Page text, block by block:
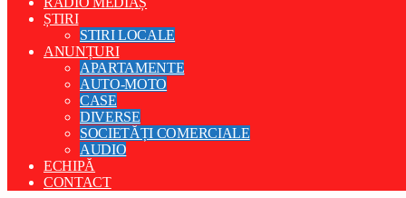
ȘTIRI
STIRI LOCALE
ANUNȚURI
APARTAMENTE
AUTO-MOTO
CASE
DIVERSE
SOCIETĂȚI COMERCIALE
AUDIO
ECHIPĂ
CONTACT